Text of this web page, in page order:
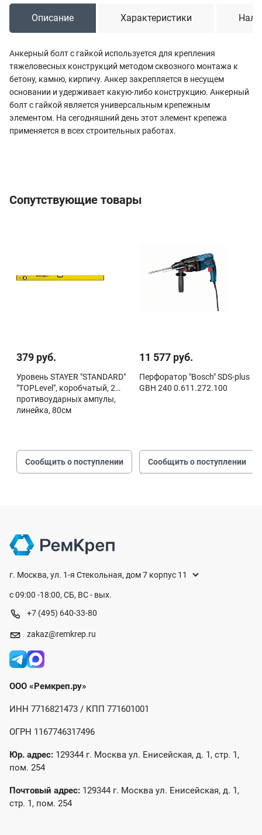
Описание Характеристики
Анкерный болт с гайкой используется для крепления
тяжеловесных конструкций методом сквозного монтажа к
бетону, камню, кирпичу. Анкер закрепляется в несущем
основании и удерживает какую-либо конструкцию. Анкерный
болт с гайкой является универсальным крепежным
элементом. На сегодняшний день этот элемент крепежа
применяется в всех строительных работах.
Сопутствующие товары
379 руб.
Уровень STAYER "STANDARD"
"TOPLevel", коробчатый, 2
противоударных ампулы,
линейка, 80см
Сообщить о поступлении
11 577 руб.
Перфоратор "Bosch" SDS-plus
GBH 240 0.611.272.100
Сообщить о поступлении
г. Москва, ул. 1-я Стекольная, дом 7 корпус 11
с 09:00 -18:00, СБ, ВС - вых.
+7 (495) 640-33-80
zakaz@remkrep.ru
ООО «Ремкреп.ру»
ИНН 7716821473 / КПП 771601001
ОГРН 1167746317496
Юр. адрес: 129344 г. Москва ул. Енисейская, д. 1, стр. 1,
пом. 254
Почтовый адрес: 129344 г. Москва ул. Енисейская, д. 1,
стр. 1, пом. 254